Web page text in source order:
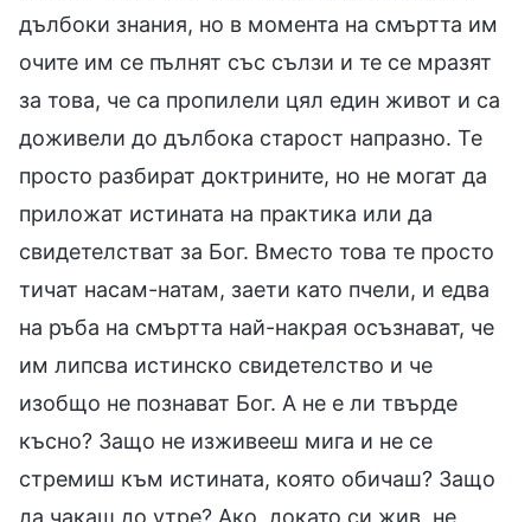
дълбоки знания, но в момента на смъртта им
очите им се пълнят със сълзи и те се мразят
за това, че са пропилели цял един живот и са
доживели до дълбока старост напразно. Те
просто разбират доктрините, но не могат да
приложат истината на практика или да
свидетелстват за Бог. Вместо това те просто
тичат насам-натам, заети като пчели, и едва
на ръба на смъртта най-накрая осъзнават, че
им липсва истинско свидетелство и че
изобщо не познават Бог. А не е ли твърде
късно? Защо не изживееш мига и не се
стремиш към истината, която обичаш? Защо
да чакаш до утре? Ако, докато си жив, не